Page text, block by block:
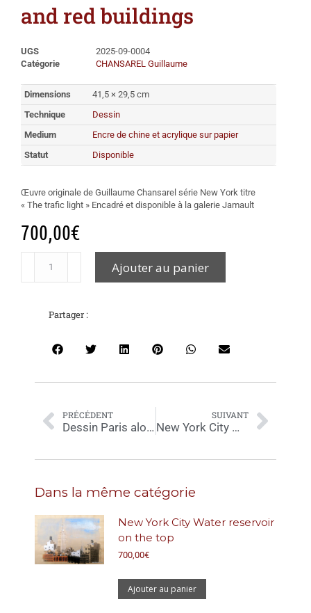
and red buildings
UGS
2025-09-0004
Catégorie
CHANSAREL Guillaume
Dimensions
41,5 × 29,5 cm
Technique
Dessin
Medium
Encre de chine et acrylique sur papier
Statut
Disponible
Œuvre originale de Guillaume Chansarel série New York titre
« The trafic light » Encadré et disponible à la galerie Jamault
700,00€
Ajouter au panier
Partager :
PRÉCÉDENT
Dessin Paris along the Seine -framed
SUIVANT
New York City Water reservoir on the top
Dans la même catégorie
New York City Water reservoir
on the top
700,00€
Ajouter au panier